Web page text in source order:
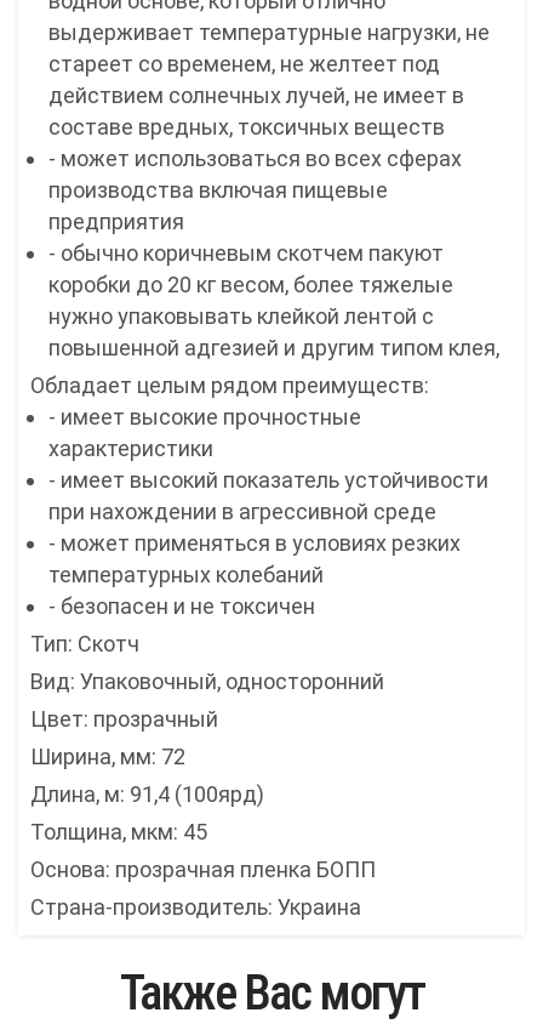
выдерживает температурные нагрузки, не
стареет со временем, не желтеет под
действием солнечных лучей, не имеет в
составе вредных, токсичных веществ
- может использоваться во всех сферах
производства включая пищевые
предприятия
- обычно коричневым скотчем пакуют
коробки до 20 кг весом, более тяжелые
нужно упаковывать клейкой лентой с
повышенной адгезией и другим типом клея,
Обладает целым рядом преимуществ:
- имеет высокие прочностные
характеристики
- имеет высокий показатель устойчивости
при нахождении в агрессивной среде
- может применяться в условиях резких
температурных колебаний
- безопасен и не токсичен
Тип: Скотч
Вид: Упаковочный, односторонний
Цвет: прозрачный
Ширина, мм: 72
Длина, м: 91,4 (100ярд)
Толщина, мкм: 45
Основа: прозрачная пленка БОПП
Страна-производитель: Украина
Также Вас могут